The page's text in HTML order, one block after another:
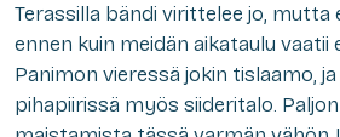
Terassilla bändi virittelee jo, mutta
ennen kuin meidän aikataulu vaatii
Panimon vieressä jokin tislaamo,
pihapiirissä myös siideritalo.